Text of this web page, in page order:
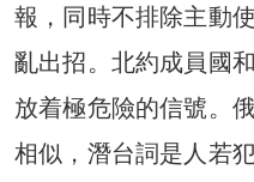
報，同時不排除主動
亂出招。北約成員國
放着極危險的信號。
相似，潛台詞是人若